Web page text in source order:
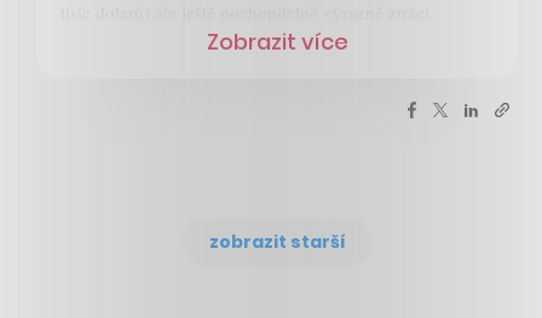
Zobrazit více
zobrazit starší